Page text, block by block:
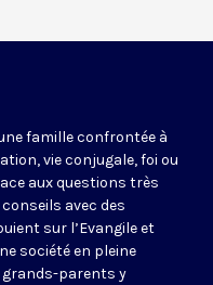
famille confrontée à
vie conjugale, foi ou
aux questions très
avec des
sur l’Evangile et
société en pleine
grands-parents y